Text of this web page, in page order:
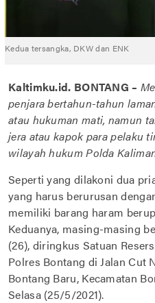
Kedua tersangka, DKW dan ENK
Kaltimku.id. BONTANG –
penjara bertahun-tahun
atau hukuman mati, namun
jera atau kapok para pelaku
wilayah hukum Polda
Seperti yang dilakoni dua
yang harus berurusan
memiliki barang haram
Keduanya, masing-masing
(26), diringkus Satuan
Polres Bontang di Jalan Cut
Bontang Baru, Kecamatan
Selasa (25/5/2021).